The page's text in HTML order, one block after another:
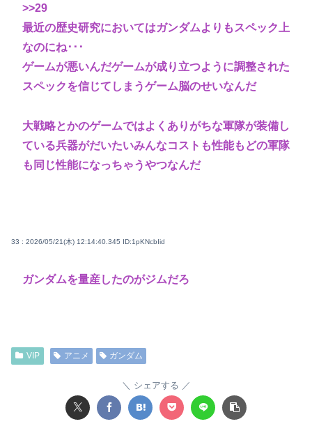
>>29
最近の歴史研究においてはガンダムよりもスペック上
なのにね･･･
ゲームが悪いんだゲームが成り立つように調整された
スペックを信じてしまうゲーム脳のせいなんだ
大戦略とかのゲームではよくありがちな軍隊が装備し
ている兵器がだいたいみんなコストも性能もどの軍隊
も同じ性能になっちゃうやつなんだ
33 : 2026/05/21(木) 12:14:40.345 ID:1pKNcbIid
ガンダムを量産したのがジムだろ
VIP アニメ ガンダム
シェアする